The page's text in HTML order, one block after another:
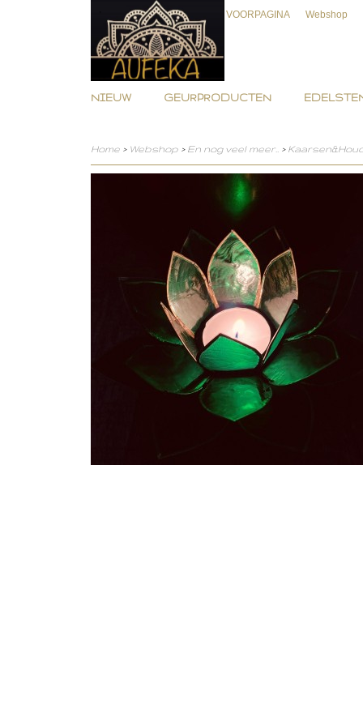
VOORPAGINA Webshop
NIEUW GEURPRODUCTEN
Home > Webshop > En nog veel meer.. >